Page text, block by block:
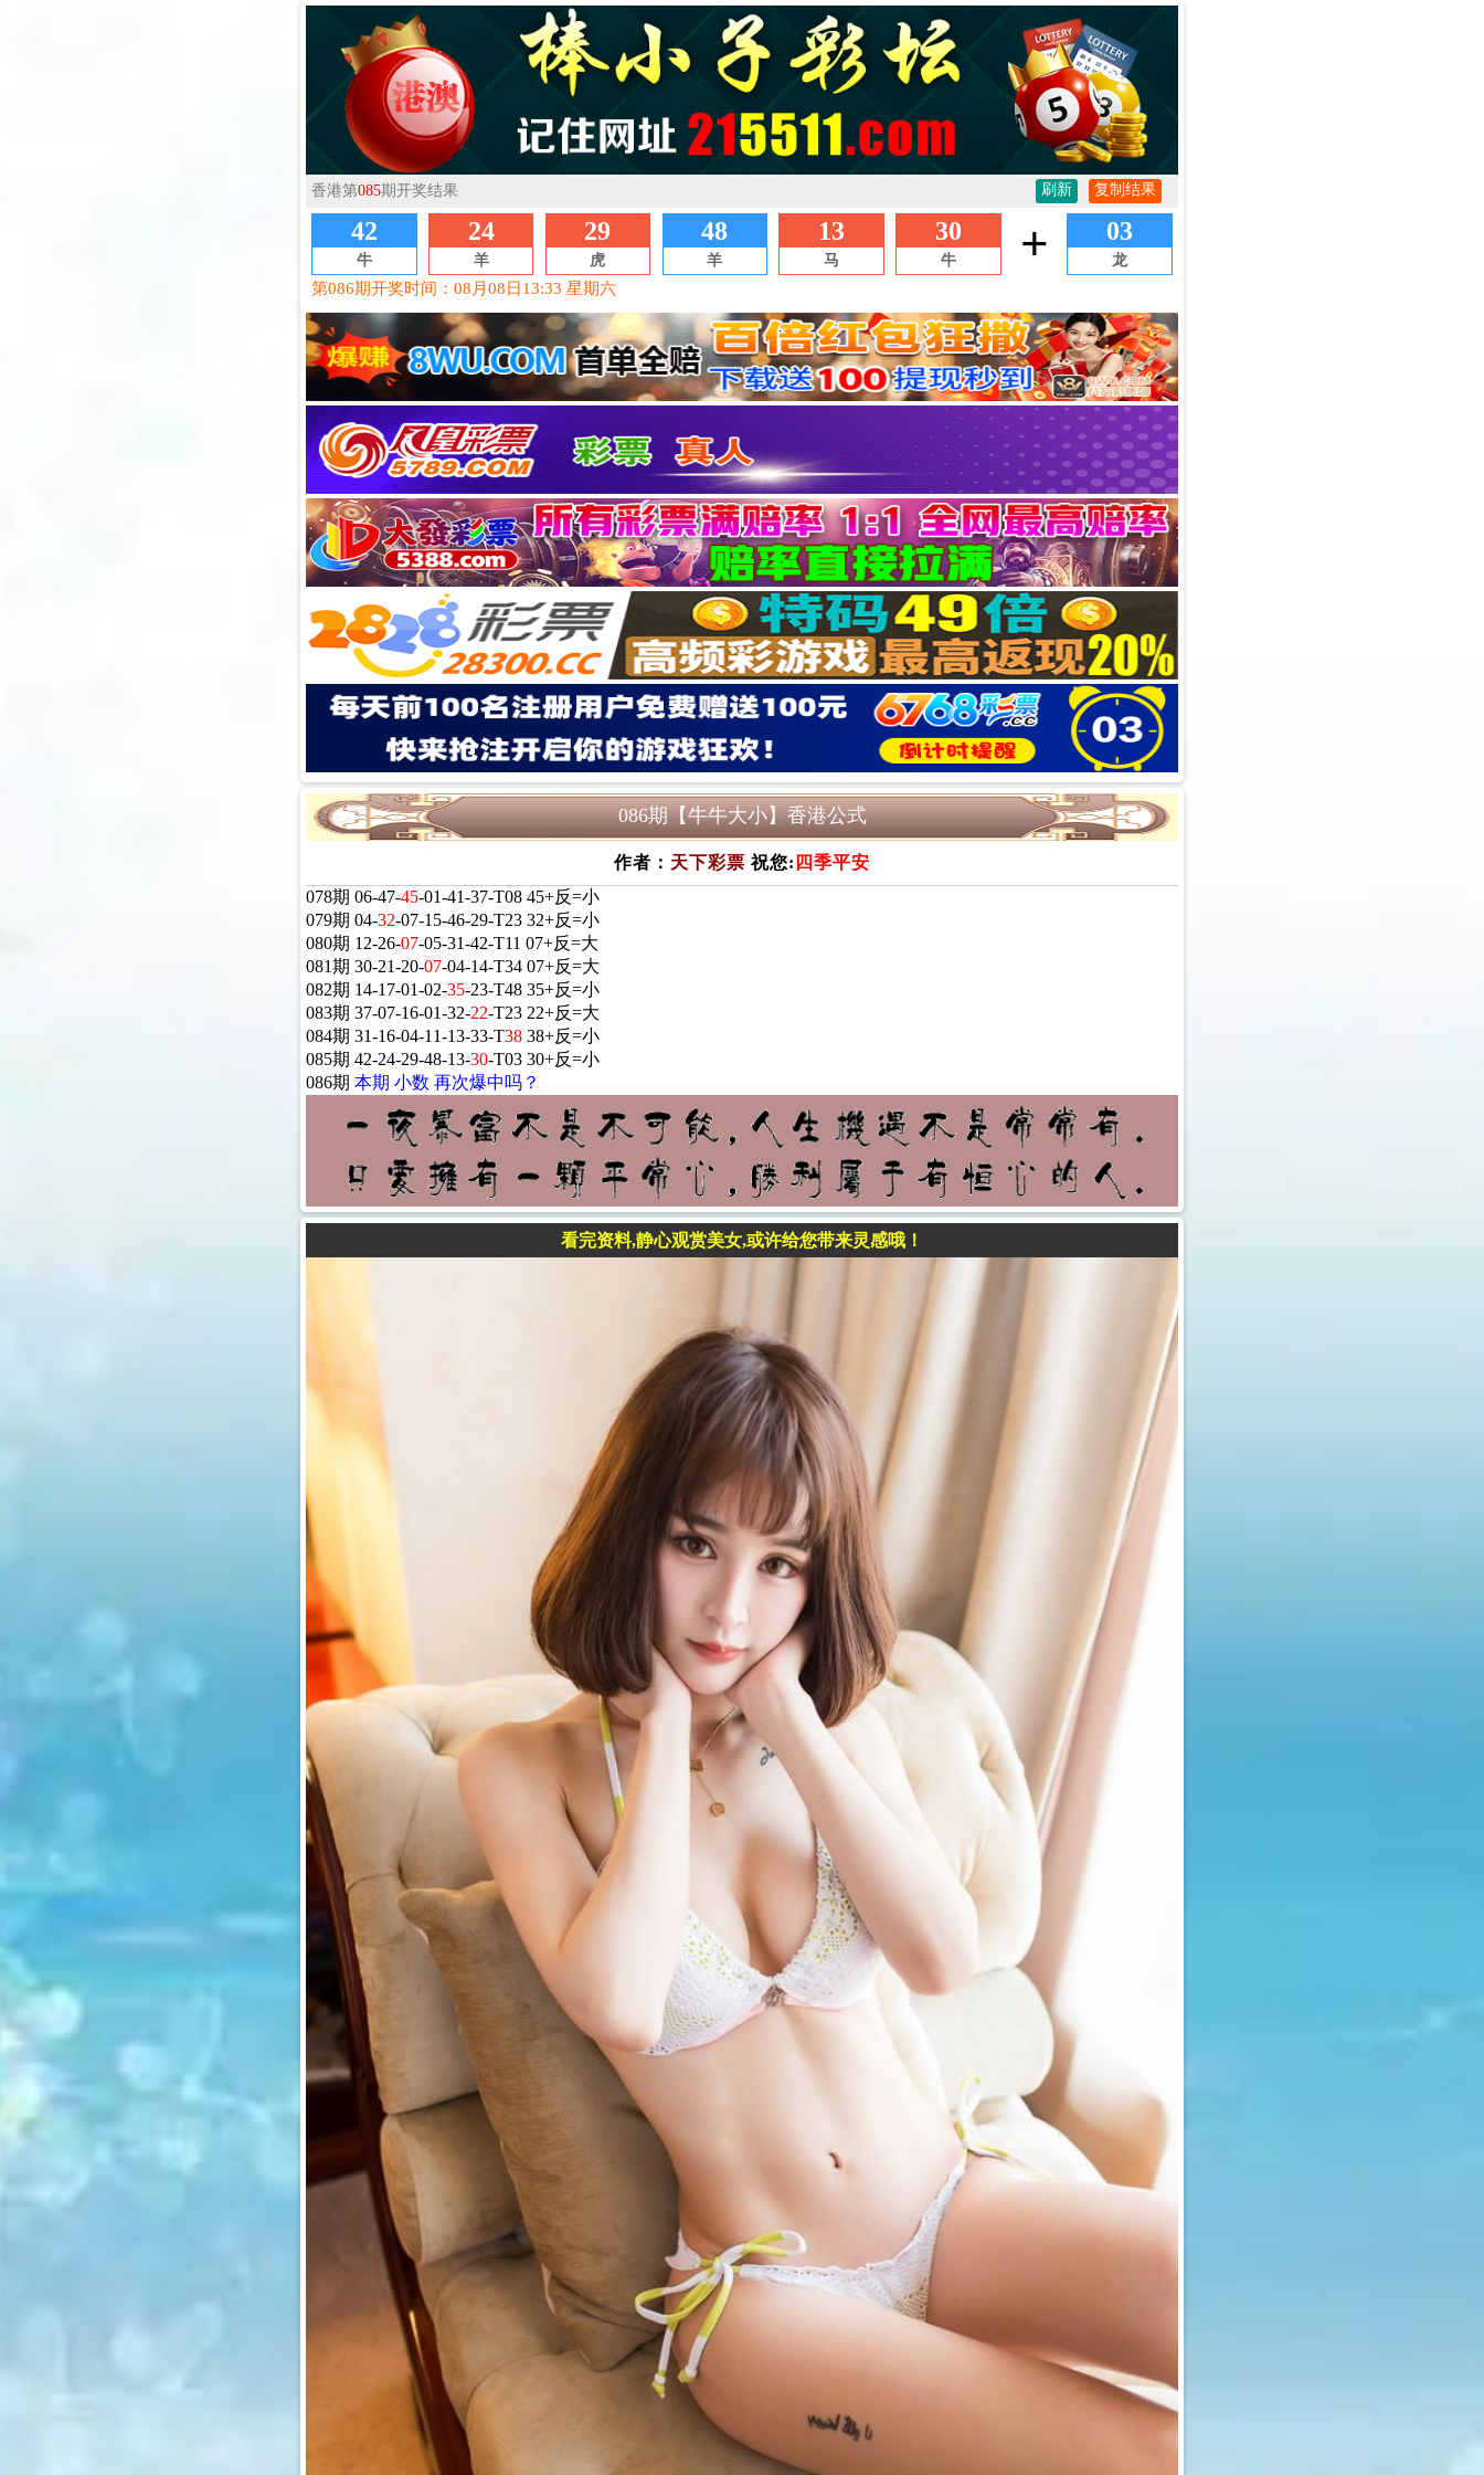
086期【牛牛大小】香港公式
作者： 天下彩票 祝您: 四季平安
078期 06-47-45-01-41-37-T08 45+反=小
079期 04-32-07-15-46-29-T23 32+反=小
080期 12-26-07-05-31-42-T11 07+反=大
081期 30-21-20-07-04-14-T34 07+反=大
082期 14-17-01-02-35-23-T48 35+反=小
083期 37-07-16-01-32-22-T23 22+反=大
084期 31-16-04-11-13-33-T38 38+反=小
085期 42-24-29-48-13-30-T03 30+反=小
086期 本期 小数 再次爆中吗？
看完资料,静心观赏美女,或许给您带来灵感哦！